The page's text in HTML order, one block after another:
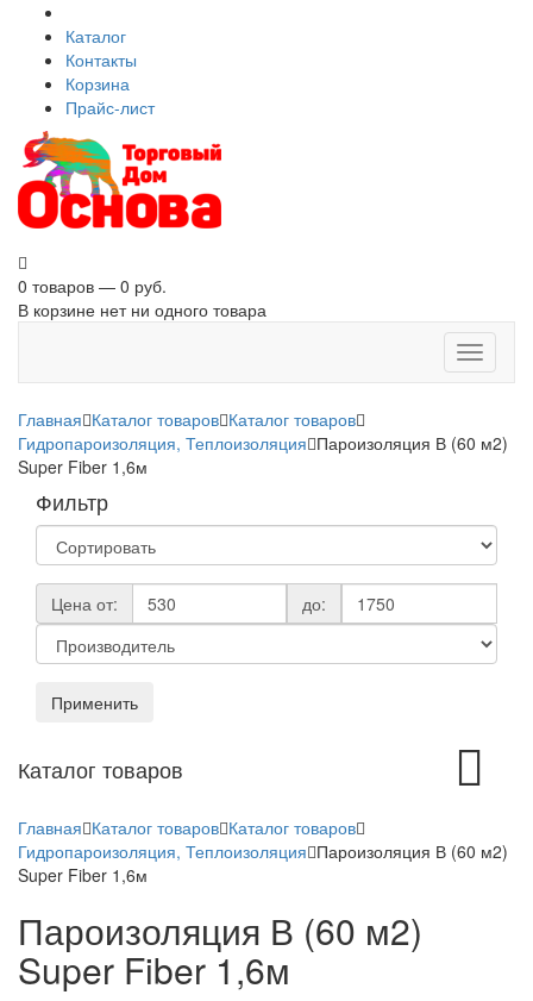
Каталог
Контакты
Корзина
Прайс-лист
0 товаров — 0 руб.
В корзине нет ни одного товара
Toggle
Главная Каталог товаров Каталог товаров
Гидропароизоляция, Теплоизоляция Пароизоляция В (60 м2)
Super Fiber 1,6м
Фильтр
Цена от: до:
Применить
Каталог товаров
Toggle
navigation
Главная Каталог товаров Каталог товаров
Гидропароизоляция, Теплоизоляция Пароизоляция В (60 м2)
Super Fiber 1,6м
Пароизоляция В (60 м2)
Super Fiber 1,6м